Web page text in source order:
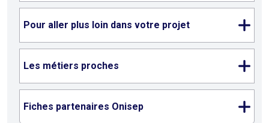
Pour aller plus loin dans votre projet
Les métiers proches
Fiches partenaires Onisep